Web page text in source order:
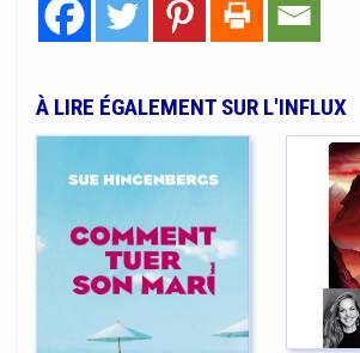
À LIRE ÉGALEMENT SUR L'INFLUX